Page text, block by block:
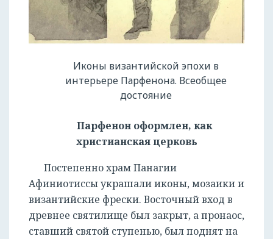
Иконы византийской эпохи в
интерьере Парфенона. Всеобщее
достояние
Парфенон оформлен, как
христианская церковь
Постепенно храм Панагии
Афиниотиссы украшали иконы, мозаики и
византийские фрески. Восточный вход в
древнее святилище был закрыт, а пронаос,
ставший святой ступенью, был поднят на